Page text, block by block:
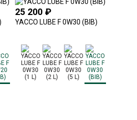
25 200 ₽
YACCO LUBE F 0W30 (BIB)